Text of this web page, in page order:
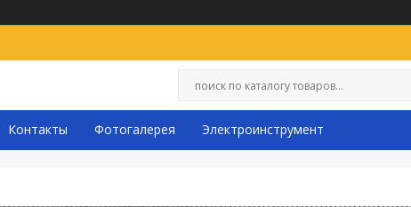
Контакты Фотогалерея Электроинструмент